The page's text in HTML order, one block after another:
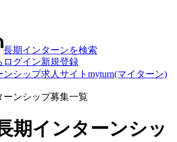
長期インターンを検索
ログイン新規登録
シップ求人サイトmyturn(マイターン)
ンシップ募集一覧
期インターンシッ